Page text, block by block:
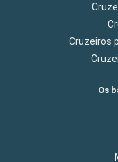
Cruzeiros
Os